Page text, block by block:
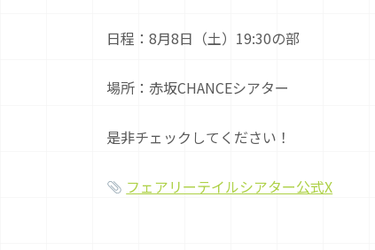
日程：8月8日（土）19:30の部
場所：赤坂CHANCEシアター
是非チェックしてください！
フェアリーテイルシアター公式X